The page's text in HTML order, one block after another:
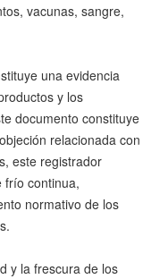
vacunas, sangre,
una evidencia
y los
documento constituye
relacionada con
este registrador
frío continua,
normativo de los
y la frescura de los